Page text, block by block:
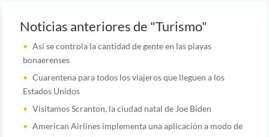
Noticias anteriores de "Turismo"
Así se controla la cantidad de gente en las playas
bonaerenses
Cuarentena para todos los viajeros que lleguen a los
Estados Unidos
Visitamos Scranton, la ciudad natal de Joe Biden
American Airlines implementa una aplicación a modo de